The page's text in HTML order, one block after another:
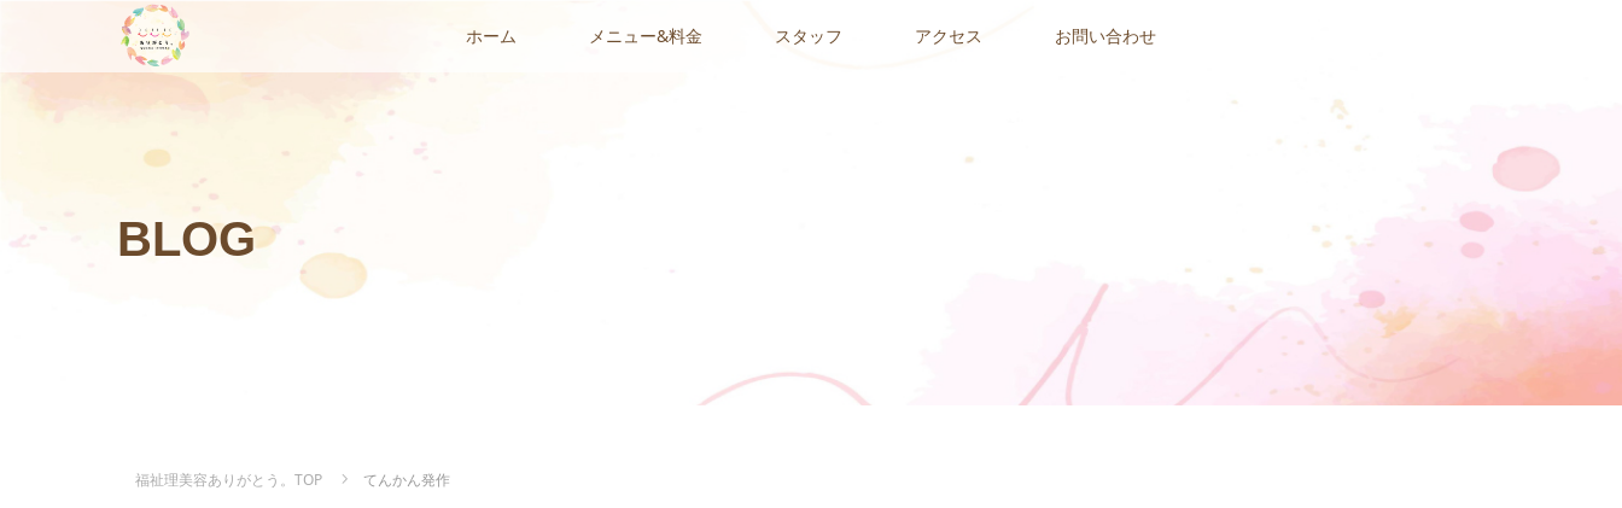
ホーム メニュー&料金 スタッフ アクセス お問い合わせ
BLOG
福祉理美容ありがとう。TOP てんかん発作